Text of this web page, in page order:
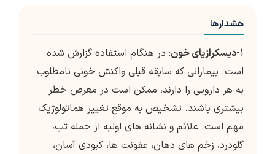
هشدارها
1- دیسکرازیای خون: در هنگام استفاده گزارش شده
است. بیمارانی که سابقه قبلی واکنش خونی نامطلوب
به هر دارویی را دارند، ممکن است در معرض خطر
بیشتری باشند. تشخیص به موقع تغییر هماتولوژیک
مهم است. علائم و نشانه های اولیه از جمله تب،
گلودرد، زخم های دهان، عفونت ها، کبودی آسان،